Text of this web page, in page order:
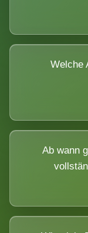
Welche
Ab wann